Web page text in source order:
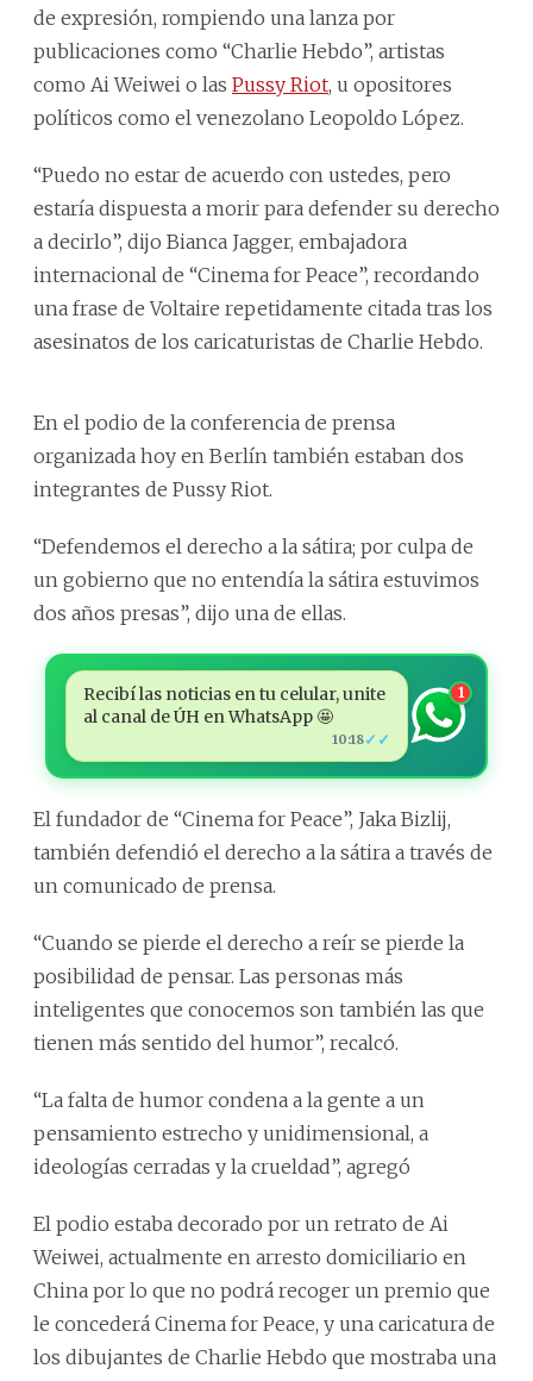
de expresión, rompiendo una lanza por
publicaciones como “Charlie Hebdo”, artistas
como Ai Weiwei o las Pussy Riot, u opositores
políticos como el venezolano Leopoldo López.
“Puedo no estar de acuerdo con ustedes, pero
estaría dispuesta a morir para defender su derecho
a decirlo”, dijo Bianca Jagger, embajadora
internacional de “Cinema for Peace”, recordando
una frase de Voltaire repetidamente citada tras los
asesinatos de los caricaturistas de Charlie Hebdo.
En el podio de la conferencia de prensa
organizada hoy en Berlín también estaban dos
integrantes de Pussy Riot.
“Defendemos el derecho a la sátira; por culpa de
un gobierno que no entendía la sátira estuvimos
dos años presas”, dijo una de ellas.
Recibí las noticias en tu celular, unite
al canal de ÚH en WhatsApp 🤩
10:18✓✓
1
El fundador de “Cinema for Peace”, Jaka Bizlij,
también defendió el derecho a la sátira a través de
un comunicado de prensa.
“Cuando se pierde el derecho a reír se pierde la
posibilidad de pensar. Las personas más
inteligentes que conocemos son también las que
tienen más sentido del humor”, recalcó.
“La falta de humor condena a la gente a un
pensamiento estrecho y unidimensional, a
ideologías cerradas y la crueldad”, agregó
El podio estaba decorado por un retrato de Ai
Weiwei, actualmente en arresto domiciliario en
China por lo que no podrá recoger un premio que
le concederá Cinema for Peace, y una caricatura de
los dibujantes de Charlie Hebdo que mostraba una